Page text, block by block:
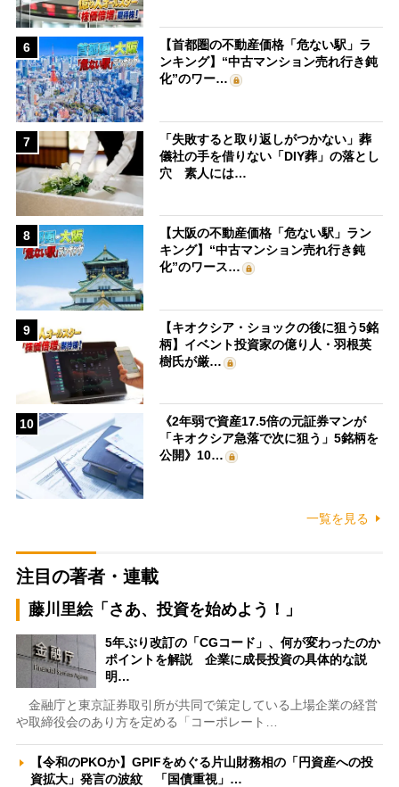
6
【首都圏の不動産価格「危ない駅」ラ
ンキング】“中古マンション売れ行き鈍
化”のワー…
7
「失敗すると取り返しがつかない」葬
儀社の手を借りない「DIY葬」の落とし
穴 素人には…
8
【大阪の不動産価格「危ない駅」ラン
キング】“中古マンション売れ行き鈍
化”のワース…
9
【キオクシア・ショックの後に狙う5銘
柄】イベント投資家の億り人・羽根英
樹氏が厳…
10
《2年弱で資産17.5倍の元証券マンが
「キオクシア急落で次に狙う」5銘柄を
公開》10…
一覧を見る
注目の著者・連載
藤川里絵「さあ、投資を始めよう！」
5年ぶり改訂の「CGコード」、何が変わったのか
ポイントを解説 企業に成長投資の具体的な説
明…
金融庁と東京証券取引所が共同で策定している上場企業の経営
や取締役会のあり方を定める「コーポレート…
【令和のPKOか】GPIFをめぐる片山財務相の「円資産への投
資拡大」発言の波紋 「国債重視」…